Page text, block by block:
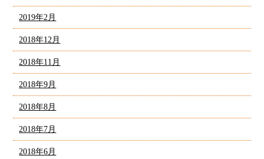
2019年2月
2018年12月
2018年11月
2018年9月
2018年8月
2018年7月
2018年6月